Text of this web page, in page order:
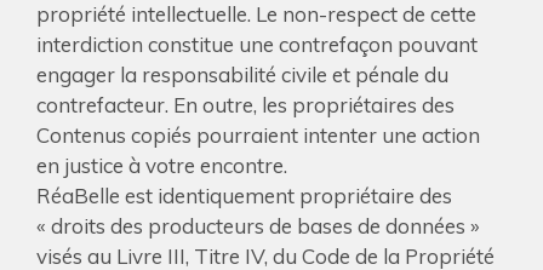
propriété intellectuelle. Le non-respect de cette
interdiction constitue une contrefaçon pouvant
engager la responsabilité civile et pénale du
contrefacteur. En outre, les propriétaires des
Contenus copiés pourraient intenter une action
en justice à votre encontre.
RéaBelle est identiquement propriétaire des
« droits des producteurs de bases de données »
visés au Livre III, Titre IV, du Code de la Propriété